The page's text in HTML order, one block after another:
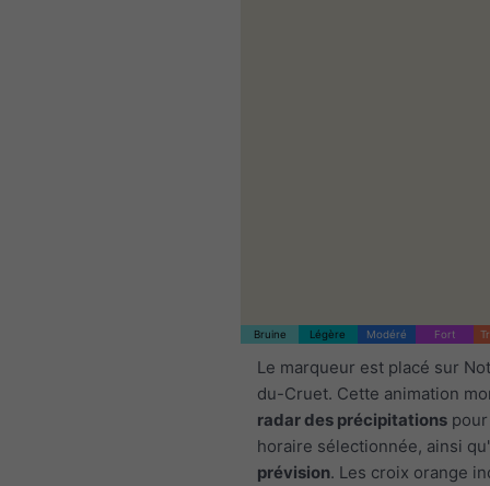
Bruine Légère Modéré Fort
Le marqueur est placé sur
du-Cruet. Cette animation
radar des précipitations
horaire sélectionnée, ainsi
prévision. Les croix orange